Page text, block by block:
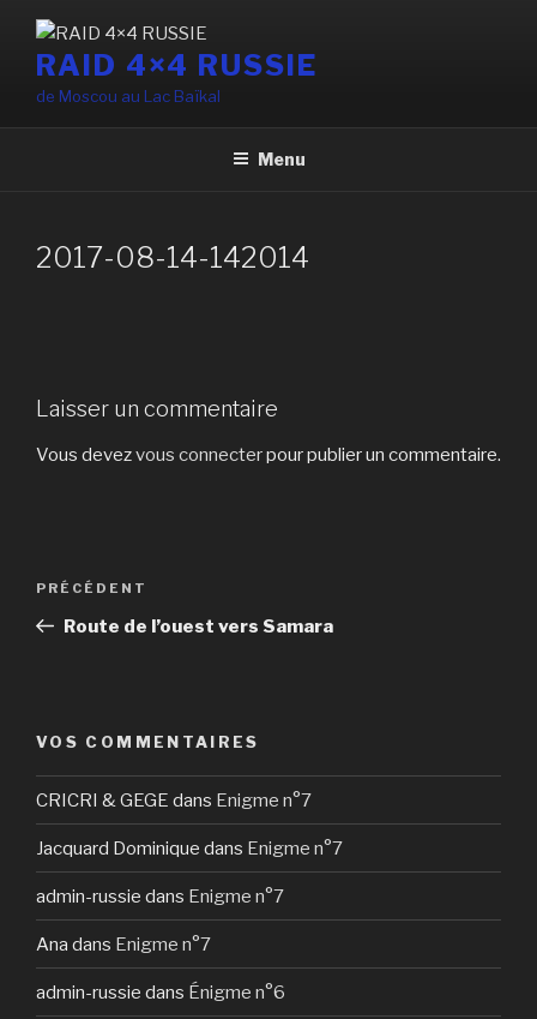
contenu
principal
RAID 4×4 RUSSIE
de Moscou au Lac Baïkal
Menu
2017-08-14-142014
Laisser un commentaire
Vous devezvous connecterpour publier un commentaire.
Navigation
l’article
Article
précédent
PRÉCÉDENT
Route de l’ouest vers Samara
VOS COMMENTAIRES
CRICRI & GEGE dans Enigme n°7
Jacquard Dominique dans Enigme n°7
admin-russie dans Enigme n°7
Ana dans Enigme n°7
admin-russie dans Énigme n°6